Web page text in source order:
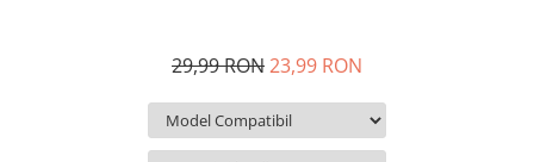
29,99 RON23,99 RON